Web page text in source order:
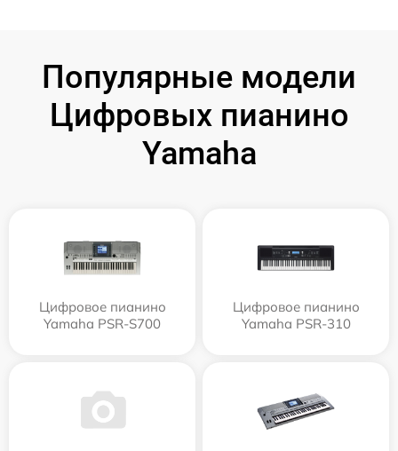
Популярные модели
Цифровых пианино
Yamaha
Цифровое пианино
Yamaha PSR-S700
Цифровое пианино
Yamaha PSR-310